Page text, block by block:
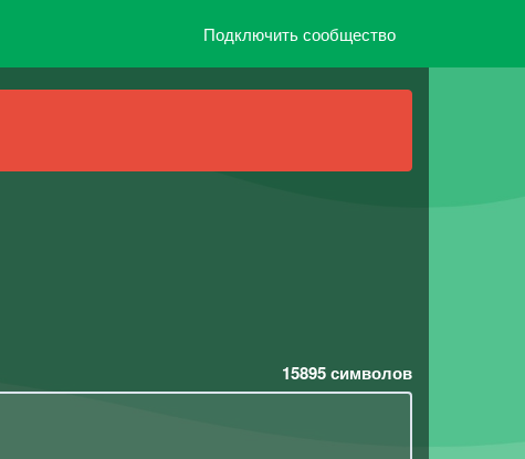
Подключить сообщество
15895символов